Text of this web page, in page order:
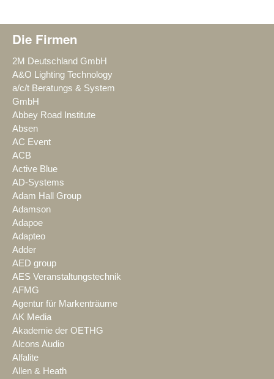
Die Firmen
2M Deutschland GmbH
A&O Lighting Technology
a/c/t Beratungs & System
GmbH
Abbey Road Institute
Absen
AC Event
ACB
Active Blue
AD-Systems
Adam Hall Group
Adamson
Adapoe
Adapteo
Adder
AED group
AES Veranstaltungstechnik
AFMG
Agentur für Markenträume
AK Media
Akademie der OETHG
Alcons Audio
Alfalite
Allen & Heath